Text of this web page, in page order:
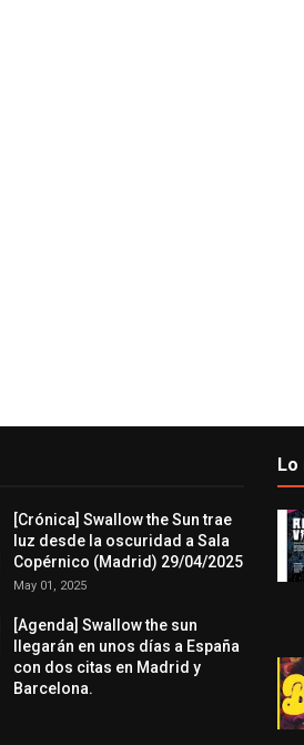
[Crónica] Swallow the Sun trae
luz desde la oscuridad a Sala
Copérnico (Madrid) 29/04/2025
May 01, 2025
[Agenda] Swallow the sun
llegarán en unos días a España
con dos citas en Madrid y
Barcelona.
Lo